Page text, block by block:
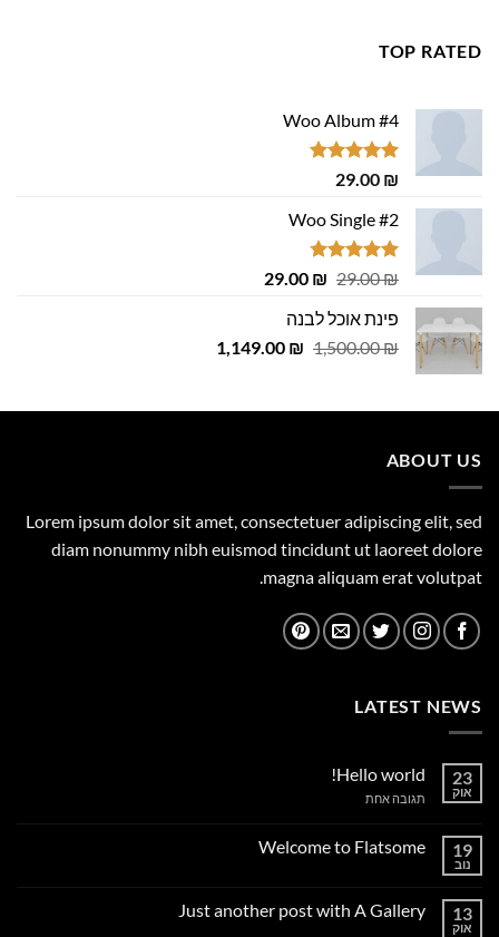
TOP RATED
Woo Album #4
דורג5.00
29.00 ₪
Woo Single #2
דורג4.75
29.00₪
המחיר
היה:
29.00 ₪.
29.00 ₪
המחיר
29.00 ₪.
פינת אוכל לבנה
1,500.00₪
המחיר
1,500.00 ₪.
1,149.00 ₪
המחיר
1,149.00 ₪.
ABOUT US
Lorem ipsum dolor sit amet, consectetuer adipiscing elit, sed
diam nonummy nibh euismod tincidunt ut laoreet dolore
magna aliquam erat volutpat.
LATEST NEWS
23
אוק
Hello world!
תגובה אחתעל
19
נוב
Welcome to Flatsome
Welcome
13
אוק
Just another post with A Gallery